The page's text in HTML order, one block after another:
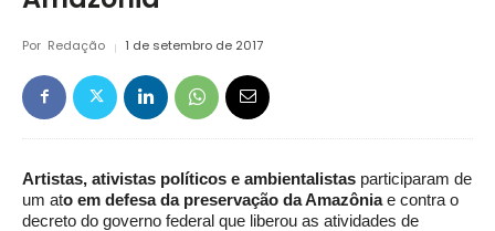
Amazônia
Por Redação 1 de setembro de 2017
Artistas, ativistas políticos e ambientalistas participaram de
um ato em defesa da preservação da Amazôniae contra o
decreto do governo federal que liberou as atividades de